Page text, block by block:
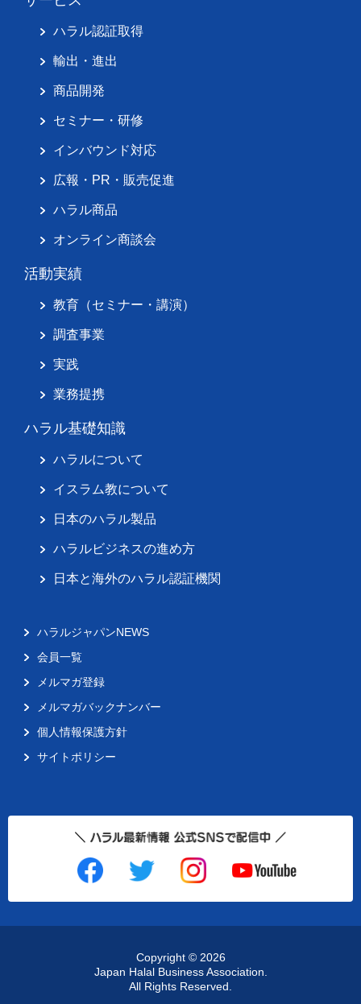
ハラル認証取得
輸出・進出
商品開発
セミナー・研修
インバウンド対応
広報・PR・販売促進
ハラル商品
オンライン商談会
活動実績
教育（セミナー・講演）
調査事業
実践
業務提携
ハラル基礎知識
ハラルについて
イスラム教について
日本のハラル製品
ハラルビジネスの進め方
日本と海外のハラル認証機関
ハラルジャパンNEWS
会員一覧
メルマガ登録
メルマガバックナンバー
個人情報保護方針
サイトポリシー
Copyright © 2026
Japan Halal Business Association.
All Rights Reserved.